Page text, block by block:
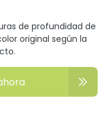
de profundidad de
original según la